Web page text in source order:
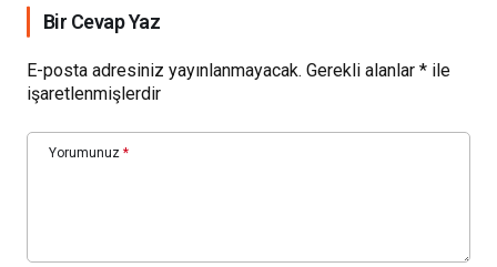
Bir Cevap Yaz
E-posta adresiniz yayınlanmayacak. Gerekli alanlar * ile
işaretlenmişlerdir
Yorumunuz *